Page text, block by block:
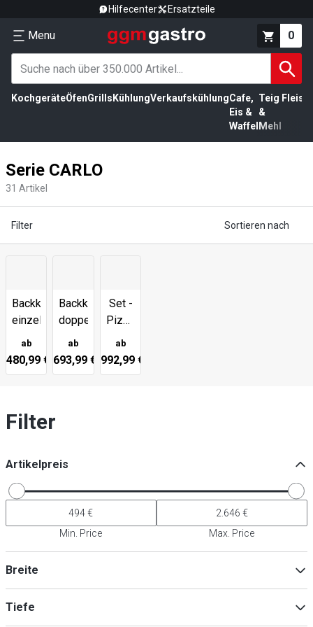
Hilfecenter Ersatzteile
Menu 0
KochgeräteÖfenGrills KühlungVerkaufskühlungCafe,
Eis &
Waffel
Teig
&
Mehl
Serie CARLO
31 Artikel
Filter Sortieren nach
Backkammer
einzeln
ab
480,99 €
Backkammer
doppelt
ab
693,99 €
Set -
Pizzaofen
inkl.
Untergestell
ab
992,99 €
Filter
Artikelpreis
Min. Price Max. Price
Breite
Tiefe